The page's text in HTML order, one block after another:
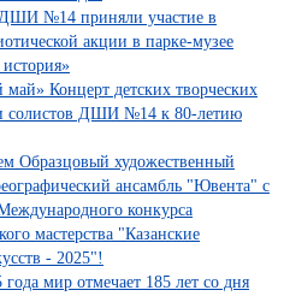
№14 приняли участие в
акции в парке-музее
Концерт детских творческих
солистов ДШИ №14 к 80-летию
Образцовый художественный
ансамбль "Ювента" с
конкурса
мастерства "Казанские
- 2025"!
мир отмечает 185 лет со дня